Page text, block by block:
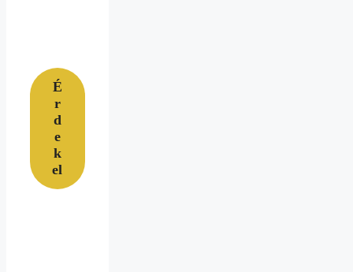
É
r
d
e
k
el